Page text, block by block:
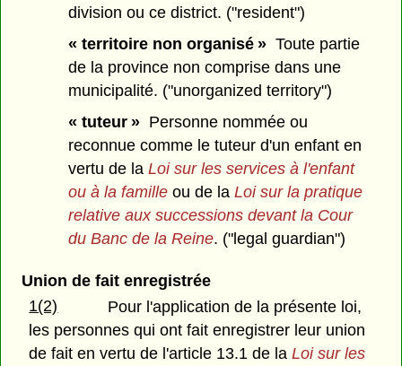
division ou ce district. ("resident")
« territoire non organisé » Toute partie
de la province non comprise dans une
municipalité. ("unorganized territory")
« tuteur » Personne nommée ou
reconnue comme le tuteur d'un enfant en
vertu de laLoi sur les services à l'enfant
ou à la famille ou de laLoi sur la pratique
relative aux successions devant la Cour
du Banc de la Reine. ("legal guardian")
Union de fait enregistrée
1(2)
Pour l'application de la présente loi,
les personnes qui ont fait enregistrer leur union
de fait en vertu de l'article 13.1 de laLoi sur les